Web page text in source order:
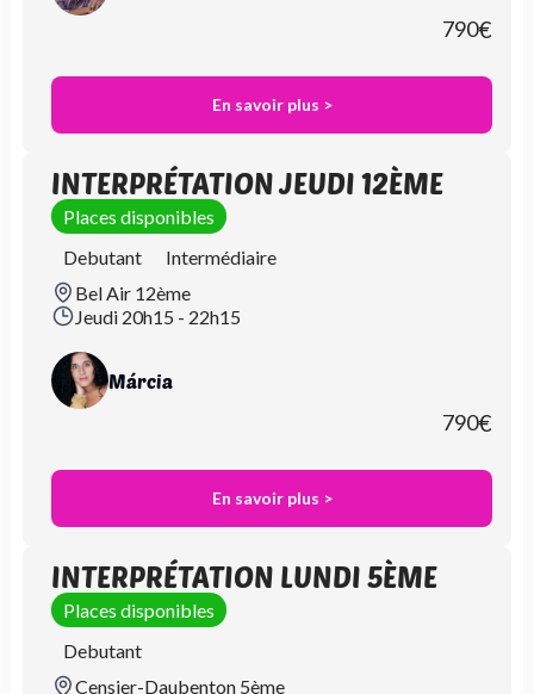
790€
En savoir plus >
INTERPRÉTATION JEUDI 12ÈME
Places disponibles
Debutant
Intermédiaire
Bel Air 12ème
Jeudi 20h15 - 22h15
Márcia
790€
En savoir plus >
INTERPRÉTATION LUNDI 5ÈME
Places disponibles
Debutant
Censier-Daubenton 5ème